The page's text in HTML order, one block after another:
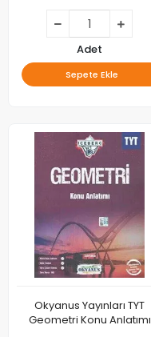
Adet
Sepete Ekle
Okyanus Yayınları TYT
Geometri Konu Anlatımı